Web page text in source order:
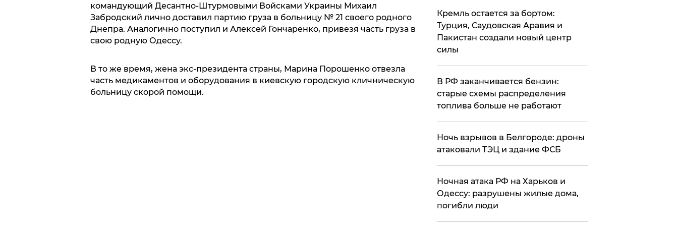
командующий Десантно-Штурмовыми Войсками Украины Михаил
Забродский лично доставил партию груза в больницу № 21 своего родного
Днепра. Аналогично поступил и Алексей Гончаренко, привезя часть груза в
свою родную Одессу.
В то же время, жена экс-президента страны, Марина Порошенко отвезла
часть медикаментов и оборудования в киевскую городскую кличническую
больницу скорой помощи.
​Кремль остается за бортом:
Турция, Саудовская Аравия и
Пакистан создали новый центр
силы
​В РФ заканчивается бензин:
старые схемы распределения
топлива больше не работают
​Ночь взрывов в Белгороде: дроны
атаковали ТЭЦ и здание ФСБ
​Ночная атака РФ на Харьков и
Одессу: разрушены жилые дома,
погибли люди